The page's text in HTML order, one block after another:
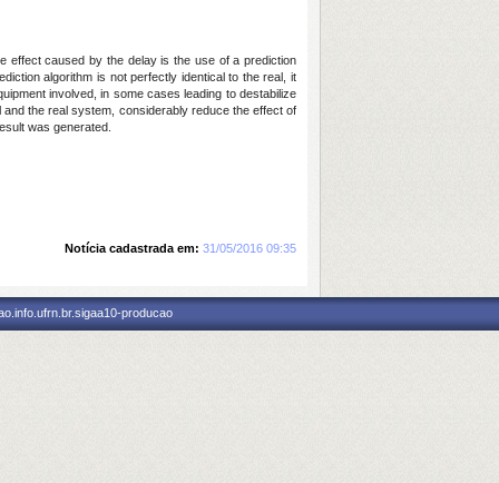
effect caused by the delay is the use of a prediction
algorithm is not perfectly identical to the real, it
involved, in some cases leading to destabilize
the real system, considerably reduce the effect of
was generated.
Notícia cadastrada em: 31/05/2016 09:35
producao